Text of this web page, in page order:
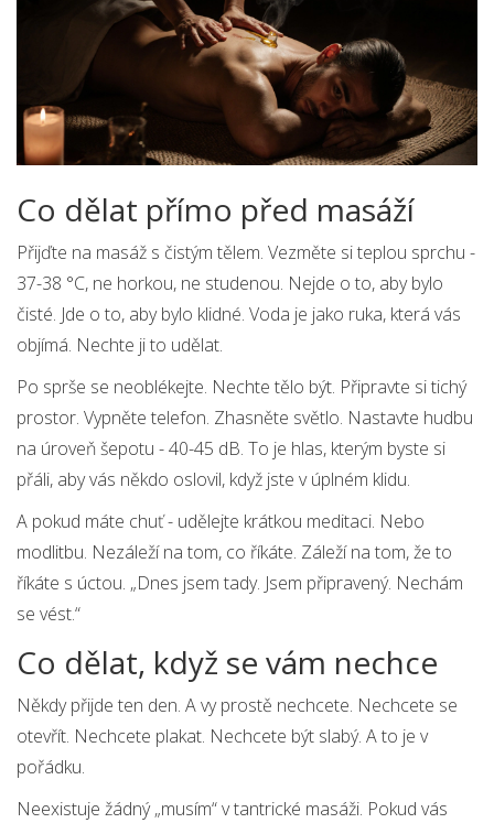
Co dělat přímo před masáží
Přijďte na masáž s čistým tělem. Vezměte si teplou sprchu -
37-38 °C, ne horkou, ne studenou. Nejde o to, aby bylo
čisté. Jde o to, aby bylo klidné. Voda je jako ruka, která vás
objímá. Nechte ji to udělat.
Po sprše se neoblékejte. Nechte tělo být. Připravte si tichý
prostor. Vypněte telefon. Zhasněte světlo. Nastavte hudbu
na úroveň šepotu - 40-45 dB. To je hlas, kterým byste si
přáli, aby vás někdo oslovil, když jste v úplném klidu.
A pokud máte chuť - udělejte krátkou meditaci. Nebo
modlitbu. Nezáleží na tom, co říkáte. Záleží na tom, že to
říkáte s úctou. „Dnes jsem tady. Jsem připravený. Nechám
se vést.“
Co dělat, když se vám nechce
Někdy přijde ten den. A vy prostě nechcete. Nechcete se
otevřít. Nechcete plakat. Nechcete být slabý. A to je v
pořádku.
Neexistuje žádný „musím“ v tantrické masáži. Pokud vás